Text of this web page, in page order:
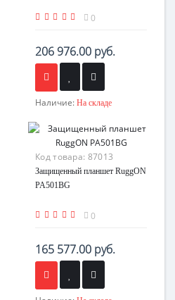
0
206 976.00 руб.
Наличие: На складе
Код товара: 87013
Защищенный планшет RuggON
PA501BG
0
165 577.00 руб.